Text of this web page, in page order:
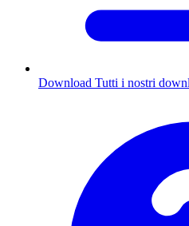
Download Tutti i nostri